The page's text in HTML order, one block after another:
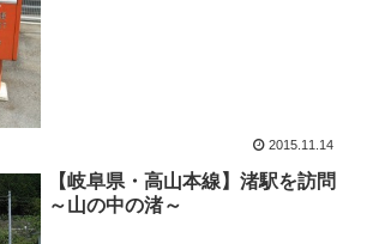
2015.11.14
【岐阜県・高山本線】渚駅を訪問
～山の中の渚～